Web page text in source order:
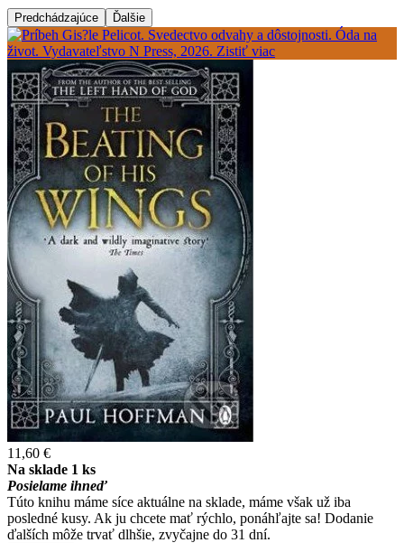
Predchádzajúce Ďalšie
11,60 €
Na sklade 1 ks
Posielame ihneď
Túto knihu máme síce aktuálne na sklade, máme však už iba
posledné kusy. Ak ju chcete mať rýchlo, ponáhľajte sa! Dodanie
ďalších môže trvať dlhšie, zvyčajne do 31 dní.